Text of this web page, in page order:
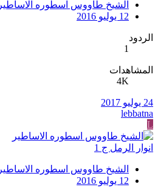
الشيخ طاووس اسطوره الاساطير
12 يوليو 2016
الردود
1
المشاهدات
4K
24 يوليو 2017
lebbatna
L
انوار الرمل ج 1
الشيخ طاووس اسطوره الاساطير
12 يوليو 2016